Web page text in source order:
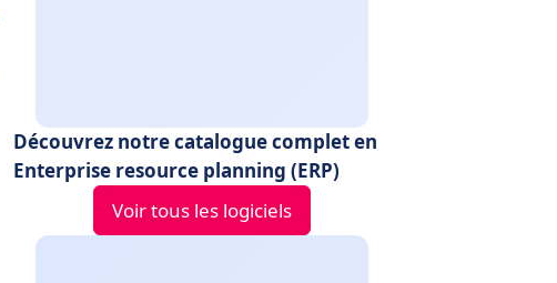
Découvrez notre catalogue complet en
Enterprise resource planning (ERP)
Voir tous les logiciels